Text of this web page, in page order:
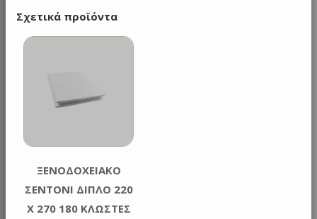
Σχετικά προϊόντα
ΞΕΝΟΔΟΧΕΙΑΚΟ
ΣΕΝΤΟΝΙ ΔΙΠΛΟ 220
Χ 270 180 ΚΛΩΣΤΕΣ